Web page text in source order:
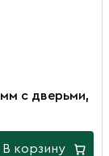
мм с дверьми,
В корзину